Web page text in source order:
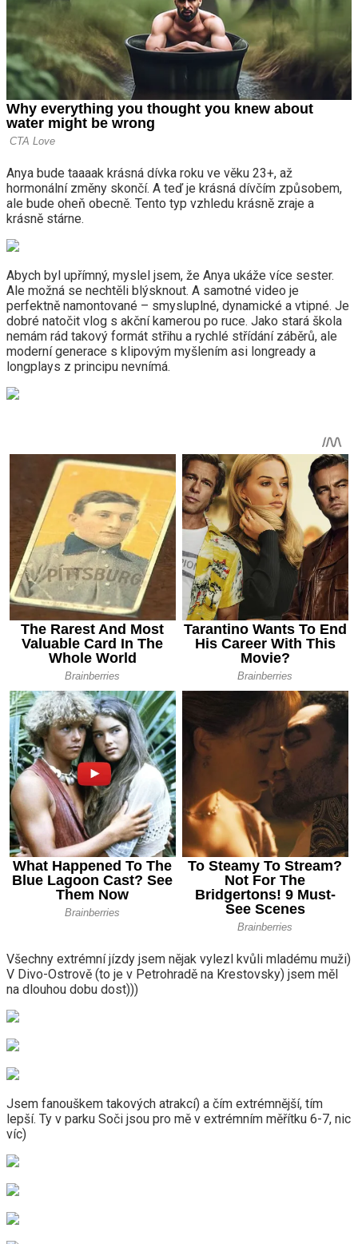
Anya bude taaaak krásná dívka roku ve věku 23+, až
hormonální změny skončí. A teď je krásná dívčím způsobem,
ale bude oheň obecně. Tento typ vzhledu krásně zraje a
krásně stárne.
Abych byl upřímný, myslel jsem, že Anya ukáže více sester.
Ale možná se nechtěli blýsknout. A samotné video je
perfektně namontované – smysluplné, dynamické a vtipné. Je
dobré natočit vlog s akční kamerou po ruce. Jako stará škola
nemám rád takový formát střihu a rychlé střídání záběrů, ale
moderní generace s klipovým myšlením asi longready a
longplays z principu nevnímá.
Všechny extrémní jízdy jsem nějak vylezl kvůli mladému muži)
V Divo-Ostrově (to je v Petrohradě na Krestovsky) jsem měl
na dlouhou dobu dost)))
Jsem fanouškem takových atrakcí) a čím extrémnější, tím
lepší. Ty v parku Soči jsou pro mě v extrémním měřítku 6-7, nic
víc)